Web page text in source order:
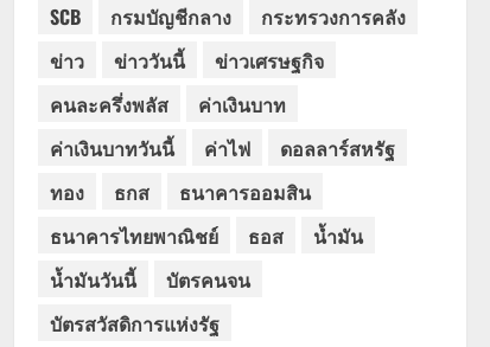
SCB กรมบัญชีกลาง
กระทรวงการคลัง
ข่าว
ข่าววันนี้
ข่าวเศรษฐกิจ
คนละครึ่งพลัส
ค่าเงินบาท
ค่าเงินบาทวันนี้
ค่าไฟ
ดอลลาร์สหรัฐ
ทอง
ธกส
ธนาคารออมสิน
ธนาคารไทยพาณิชย์
ธอส
น้ำมัน
น้ำมันวันนี้
บัตรคนจน
บัตรสวัสดิการแห่งรัฐ